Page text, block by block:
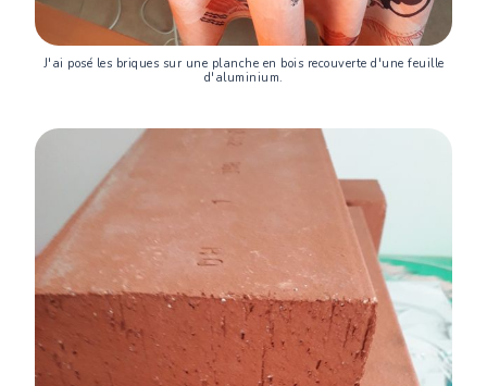
J'ai posé les briques sur une planche en bois recouverte d'une feuille
d'aluminium.